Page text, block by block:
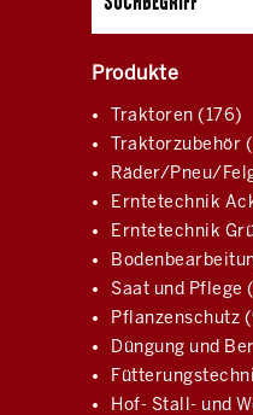
Produkte
Traktoren (176)
Traktorzubehör
Räder/Pneu/
Erntetechnik
Erntetechnik
Saat und Pflege
Pflanzenschutz
Düngung und
Hof- Stall- und